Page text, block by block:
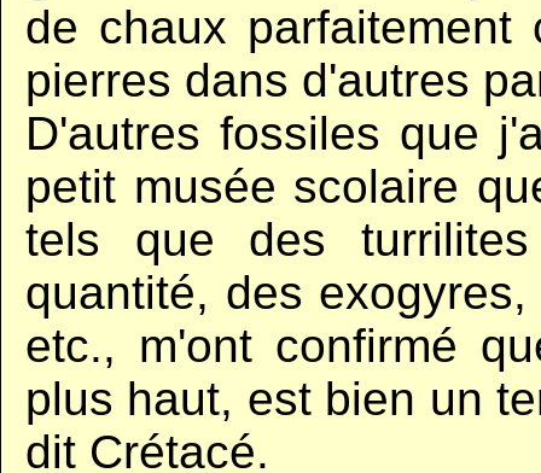
de chaux
pierres dans d'autres
D'autres fossiles que
petit musée scolaire
tels que des
quantité, des
etc., m'ont confirmé
plus haut, est bien un
dit Crétacé.